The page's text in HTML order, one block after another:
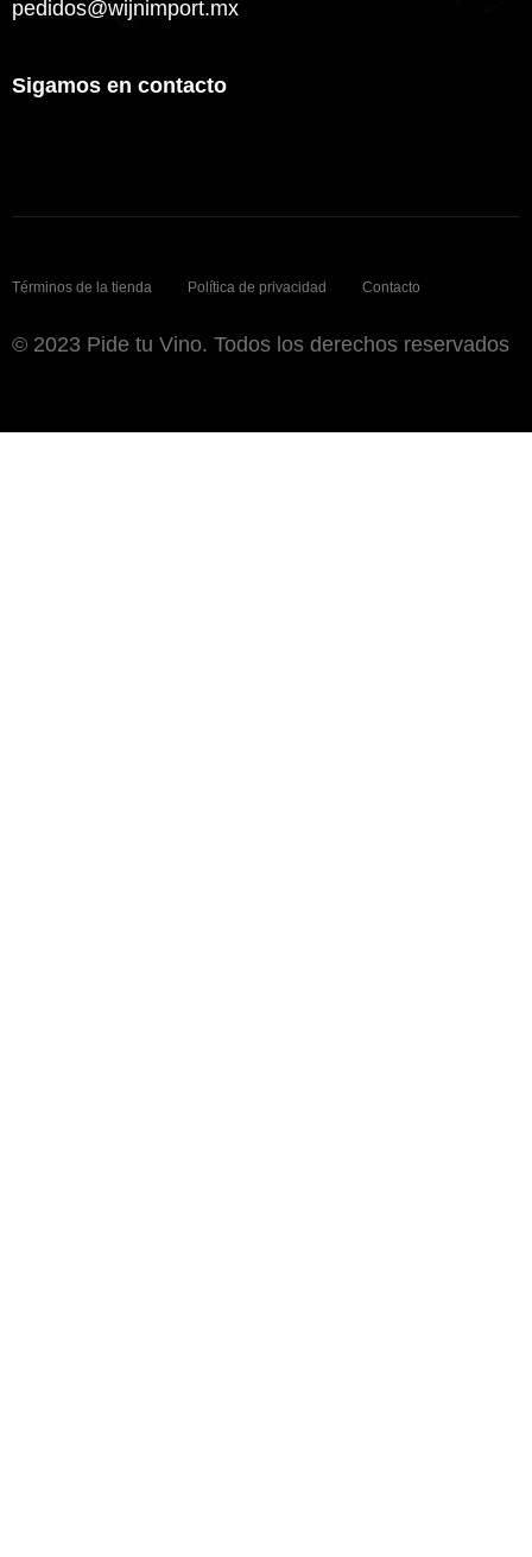
pedidos@wijnimport.mx
Sigamos en contacto
Términos de la tienda Política de privacidad Contacto
© 2023 Pide tu Vino. Todos los derechos reservados